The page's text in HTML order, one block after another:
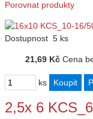
Porovnat produkty
Dostupnost 5 ks
21,69 Kč Cena
ks
2,5x 6